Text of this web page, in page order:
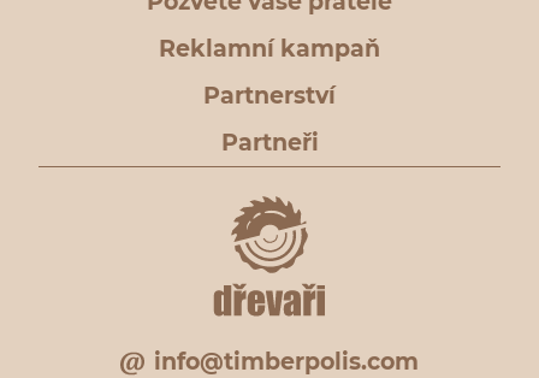
Reklamní kampaň
Partnerství
Partneři
info@timberpolis.com